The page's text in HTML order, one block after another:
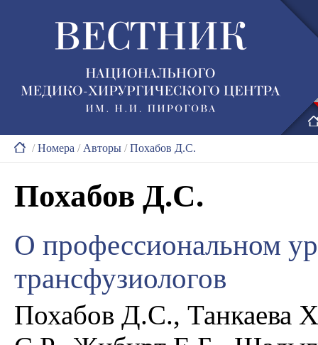
/Номера / Авторы /Похабов Д.С.
Похабов Д.С.
О профессиональном
трансфузиологов
Похабов Д.С., Танкаева